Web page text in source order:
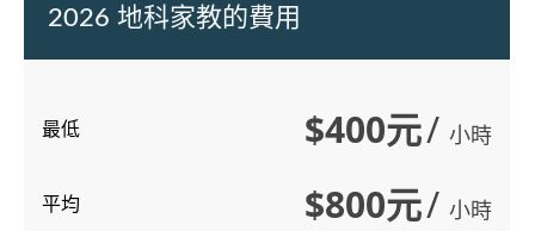
2026 地科家教的費用
最低 $400元/ 小時
平均 $800元/ 小時